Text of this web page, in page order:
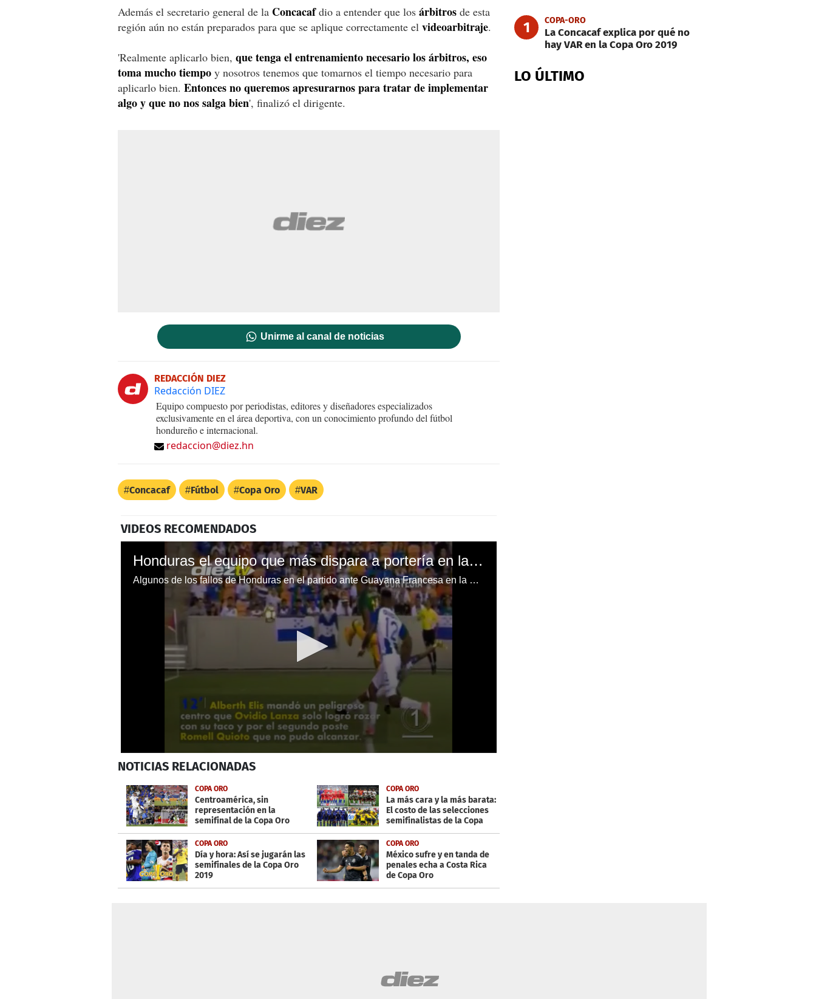
Además el secretario general de la Concacafdio a entender que los árbitros de esta
región aún no están preparados para que se aplique correctamente el videoarbitraje.
'Realmente aplicarlo bien, que tenga el entrenamiento necesario los árbitros, eso
toma mucho tiempo y nosotros tenemos que tomarnos el tiempo necesario para
aplicarlo bien. Entonces no queremos apresurarnos para tratar de implementar
algo y que no nos salga bien', finalizó el dirigente.
Unirme al canal de noticias
REDACCIÓN DIEZ
Redacción DIEZ
Equipo compuesto por periodistas, editores y diseñadores especializados
exclusivamente en el área deportiva, con un conocimiento profundo del fútbol
hondureño e internacional.
redaccion@diez.hn
Concacaf Fútbol Copa Oro VAR
VIDEOS RECOMENDADOS
Honduras el equipo que más dispara a portería en la Copa Oro
Algunos de los fallos de Honduras en el partido ante Guayana Francesa en la Copa Oro.
seconds
minute,
24
secondsVolume
0%
NOTICIAS RELACIONADAS
COPA ORO
Centroamérica, sin
representación en la
semifinal de la Copa Oro
desde el 2007
COPA ORO
La más cara y la más barata:
El costo de las selecciones
semifinalistas de la Copa
Oro
COPA ORO
Día y hora: Así se jugarán las
semifinales de la Copa Oro
2019
COPA ORO
México sufre y en tanda de
penales echa a Costa Rica
de Copa Oro
1 COPA-ORO
La Concacaf explica por qué no
hay VAR en la Copa Oro 2019
LO ÚLTIMO